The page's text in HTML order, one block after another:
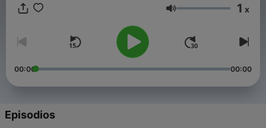
que sientas que vas en el asiento del copiloto. Apaga la luz y
historias.bajafrecuencia@gmail.com
Volumen 1 x
00:00 00:00
Episodios